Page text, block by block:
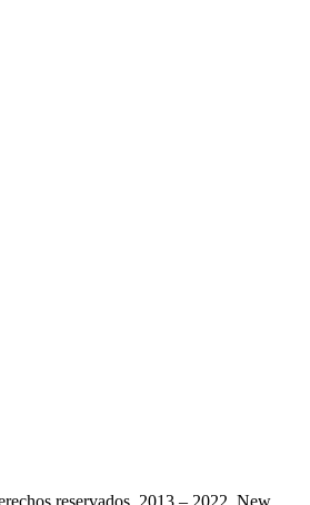
reservados. 2013 – 2022. New